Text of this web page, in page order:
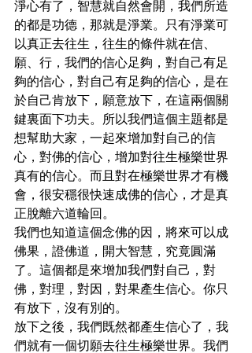
淨心有了，智慧就自然會開，我們所造
的都是功德，那就是淨業。只有淨業可
以真正去往生，往生的條件就在信、
願、行，我們的信心足夠，對自己有足
夠的信心，對自己有足夠的信心，是在
於自己肯放下，願意放下，在這兩個關
鍵裏面下功夫。所以我們這個主題都是
想幫助大家，一起來增加對自己的信
心，對佛的信心，增加對往生極樂世界
真有的信心。而且對在極樂世界才有機
會，很安穩很快速成佛的信心，才是真
正脫離六道輪回。
我們也知道這個念佛的因，將來可以成
佛果，證佛道，開大智慧，究竟圓滿
了。這個都是來增加我們對自己，對
佛，對理，對因，對果產生信心。你只
有放下，沒有別的。
放下之後，我們既然都產生信心了，我
們就有一個切願去往生極樂世界。我們